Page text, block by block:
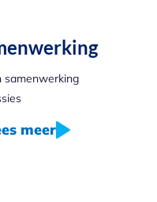
samenwerking
meer